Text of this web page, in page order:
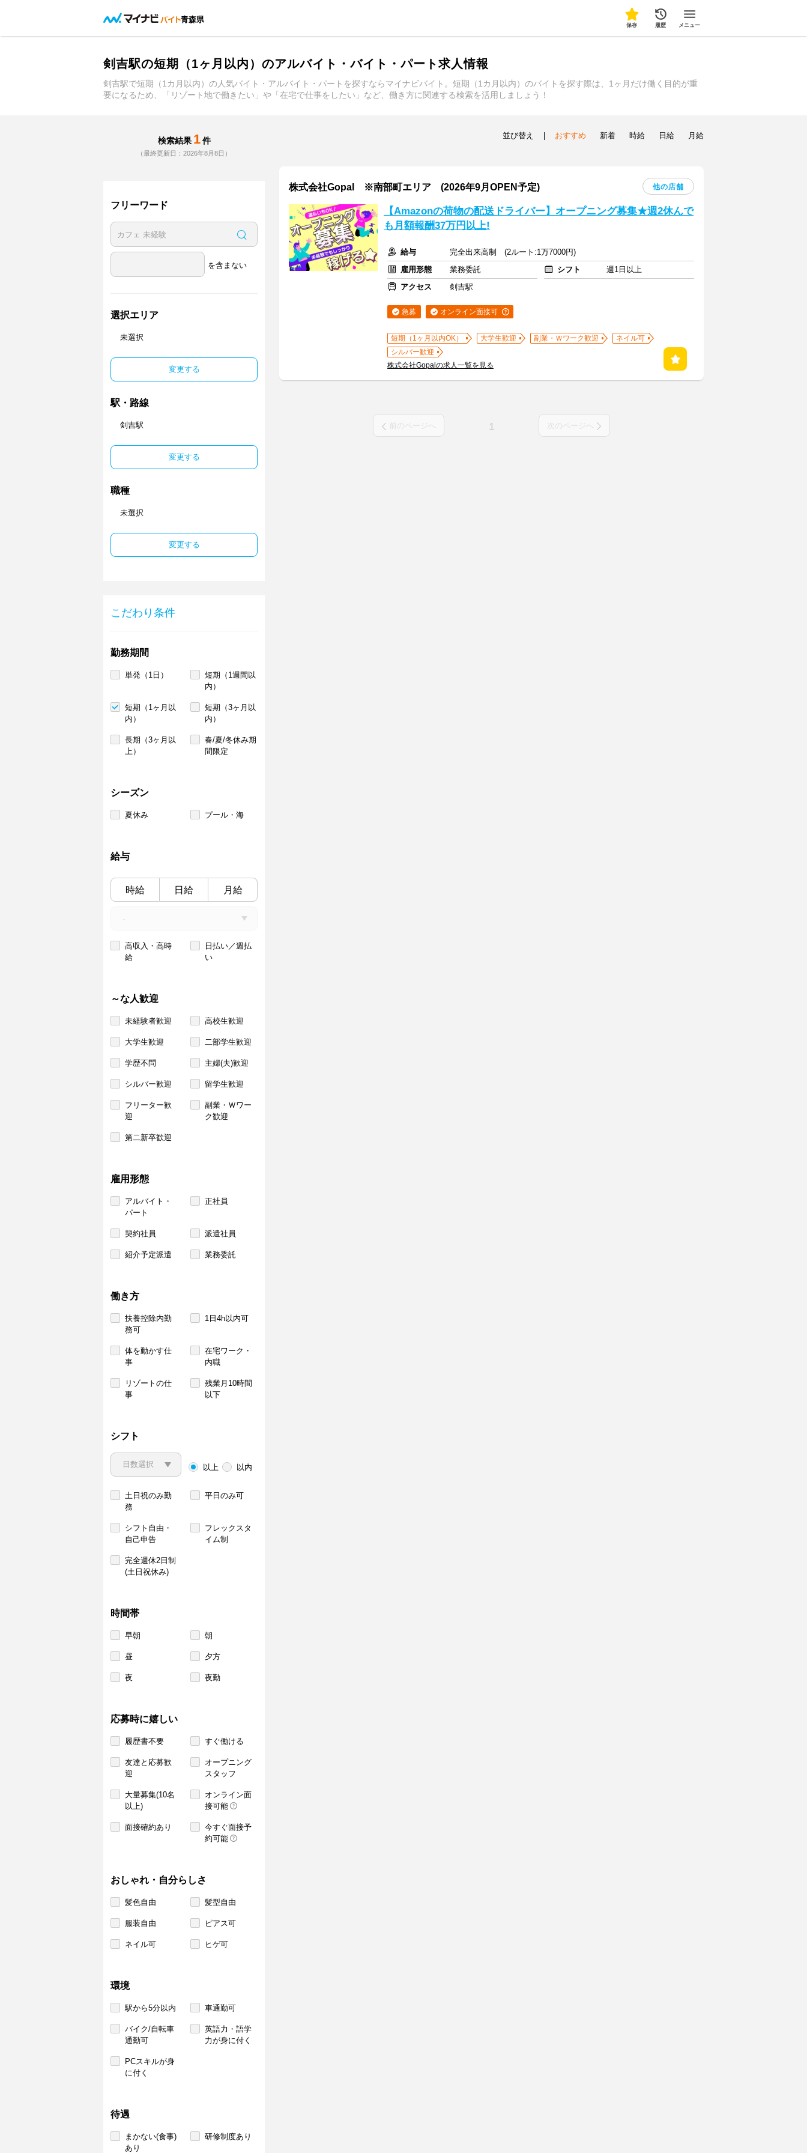
青森県
保存 履歴 メニュー
剣吉駅の短期（1ヶ月以内）のアルバイト・バイト・パート求人情報
剣吉駅で短期（1カ月以内）の人気バイト・アルバイト・パートを探すならマイナビバイト。短期（1カ月以内）のバイトを探す際は、1ヶ月だけ働く目的が重
要になるため、「リゾート地で働きたい」や「在宅で仕事をしたい」など、働き方に関連する検索を活用しましょう！
検索結果 1 件
（最終更新日：2026年8月8日）
フリーワード
を含まない
選択エリア
未選択
変更する
駅・路線
剣吉駅
変更する
職種
未選択
変更する
こだわり条件
勤務期間
単発（1日）
短期（1週間以
内）
短期（1ヶ月以
内）
短期（3ヶ月以
内）
長期（3ヶ月以
上）
春/夏/冬休み期
間限定
シーズン
夏休み プール・海
給与
時給 日給 月給
高収入・高時
給
日払い／週払
い
～な人歓迎
未経験者歓迎 高校生歓迎
大学生歓迎 二部学生歓迎
学歴不問 主婦(夫)歓迎
シルバー歓迎 留学生歓迎
フリーター歓
迎
副業・Ｗワー
ク歓迎
第二新卒歓迎
雇用形態
アルバイト・
パート
正社員
契約社員 派遣社員
紹介予定派遣 業務委託
働き方
扶養控除内勤
務可
1日4h以内可
体を動かす仕
事
在宅ワーク・
内職
リゾートの仕
事
残業月10時間
以下
シフト
以上 以内
土日祝のみ勤
務
平日のみ可
シフト自由・
自己申告
フレックスタ
イム制
完全週休2日制
(土日祝休み)
時間帯
早朝 朝
昼 夕方
夜 夜勤
応募時に嬉しい
履歴書不要 すぐ働ける
友達と応募歓
迎
オープニング
スタッフ
大量募集(10名
以上)
オンライン面
接可能
面接確約あり
今すぐ面接予
約可能
おしゃれ・自分らしさ
髪色自由 髪型自由
服装自由 ピアス可
ネイル可 ヒゲ可
環境
駅から5分以内 車通勤可
バイク/自転車
通勤可
英語力・語学
力が身に付く
PCスキルが身
に付く
待遇
まかない(食事)
あり
研修制度あり
並び替え おすすめ 新着 時給 日給 月給
株式会社Gopal ※南部町エリア (2026年9月OPEN予定) 他の店舗
【Amazonの荷物の配送ドライバー】オープニング募集★週2休んで
も月額報酬37万円以上!
給与
完全出来高制 (2ルート:1万7000円)
雇用形態
業務委託 シフト
週1日以上
アクセス
剣吉駅
急募 オンライン面接可
短期（1ヶ月以内OK） 大学生歓迎 副業・Ｗワーク歓迎
ネイル可
シルバー歓迎
株式会社Gopalの求人一覧を見る
前のページへ 1 次のページへ